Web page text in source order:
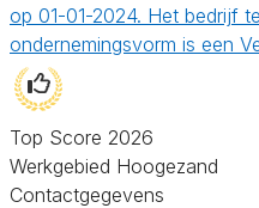
op 01-01-2024. Het bedrijf
ondernemingsvorm is een
Top Score 2026
Werkgebied Hoogezand
Contactgegevens